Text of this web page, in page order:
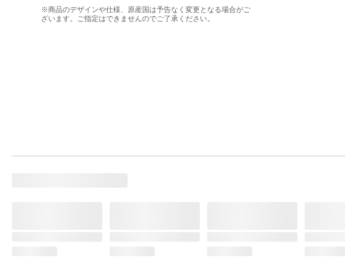
※商品のデザインや仕様、原産国は予告なく変更となる場合がご
ざいます。ご指定はできませんのでご了承ください。